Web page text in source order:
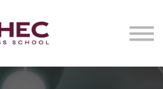
STRATEGY LAB
connecter